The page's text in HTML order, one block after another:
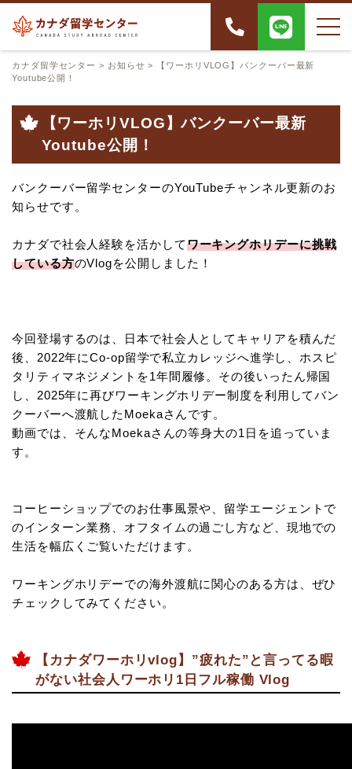
カナダ留学センター > お知らせ >
【ワーホリVLOG】バンクーバー最新
Youtube公開！
【ワーホリVLOG】バンクーバー最新
Youtube公開！
バンクーバー留学センターのYouTubeチャンネル更新のお
知らせです。
カナダで社会人経験を活かしてワーキングホリデーに挑戦
している方のVlogを公開しました！
今回登場するのは、日本で社会人としてキャリアを積んだ
後、2022年にCo-op留学で私立カレッジへ進学し、ホスピ
タリティマネジメントを1年間履修。その後いったん帰国
し、2025年に再びワーキングホリデー制度を利用してバン
クーバーへ渡航したMoekaさんです。
動画では、そんなMoekaさんの等身大の1日を追っていま
す。
コーヒーショップでのお仕事風景や、留学エージェントで
のインターン業務、オフタイムの過ごし方など、現地での
生活を幅広くご覧いただけます。
ワーキングホリデーでの海外渡航に関心のある方は、ぜひ
チェックしてみてください。
【カナダワーホリvlog】”疲れた”と言ってる暇
がない社会人ワーホリ1日フル稼働 Vlog